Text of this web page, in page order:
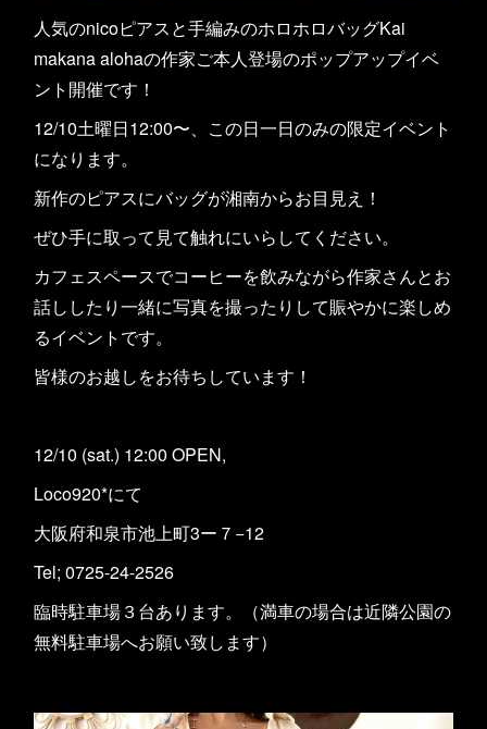
人気のnicoピアスと手編みのホロホロバッグKai
makana alohaの作家ご本人登場のポップアップイベ
ント開催です！
12/10土曜日12:00〜、この日一日のみの限定イベント
になります。
新作のピアスにバッグが湘南からお目見え！
ぜひ手に取って見て触れにいらしてください。
カフェスペースでコーヒーを飲みながら作家さんとお
話ししたり一緒に写真を撮ったりして賑やかに楽しめ
るイベントです。
皆様のお越しをお待ちしています！
12/10 (sat.) 12:00 OPEN,
Loco920*にて
大阪府和泉市池上町3ー７−12
Tel; 0725-24-2526
臨時駐車場３台あります。（満車の場合は近隣公園の
無料駐車場へお願い致します）